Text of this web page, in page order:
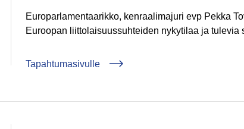
Europarlamentaarikko, kenraalimajuri evp Pekka
Euroopan liittolaisuussuhteiden nykytilaa ja tulevia
Tapahtumasivulle